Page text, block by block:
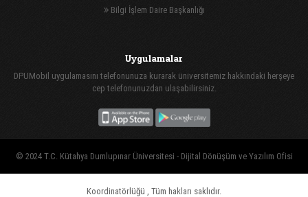
Bilgi İşlem Daire Başkanlığı
Uygulamalar
DPUMobil uygulamasını telefonunuza kurarak üniversitemiz hakkındaki herşeye
cep telefonunuzdan ulaşabilirsiniz.
© 2024 T.C. Kütahya Dumlupınar Üniversitesi - Dijital Dönüşüm ve Yazılım Ofisi
Koordinatörlüğü , Tüm hakları saklıdır.